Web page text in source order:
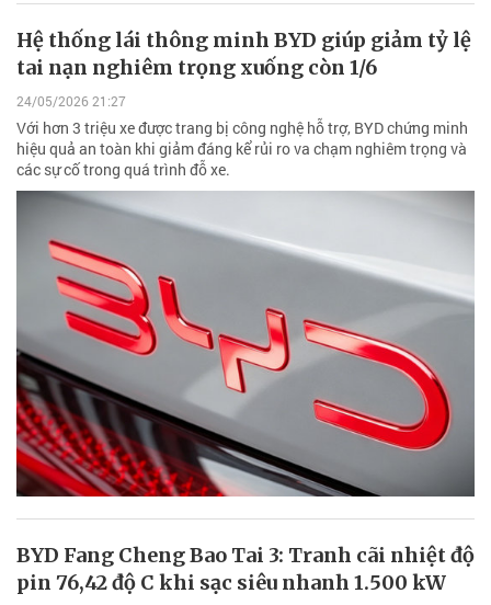
Hệ thống lái thông minh BYD giúp giảm tỷ lệ
tai nạn nghiêm trọng xuống còn 1/6
24/05/2026 21:27
Với hơn 3 triệu xe được trang bị công nghệ hỗ trợ, BYD chứng minh
hiệu quả an toàn khi giảm đáng kể rủi ro va chạm nghiêm trọng và
các sự cố trong quá trình đỗ xe.
BYD Fang Cheng Bao Tai 3: Tranh cãi nhiệt độ
pin 76,42 độ C khi sạc siêu nhanh 1.500 kW